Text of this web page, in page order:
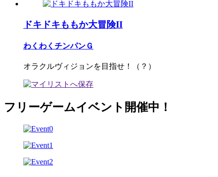
ドキドキももか大冒険II
わくわくチンパンＧ
オラクルヴィジョンを目指せ！（？）
フリーゲームイベント開催中！